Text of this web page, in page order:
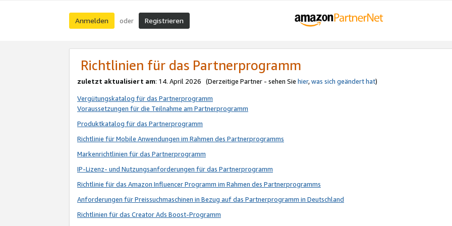
Anmelden oder Registrieren
Richtlinien für das Partnerprogramm
zuletzt aktualisiert am: 14. April 2026 (Derzeitige Partner - sehen Sie hier,was sich geändert hat)
Vergütungskatalog für das Partnerprogramm
Voraussetzungen für die Teilnahme am Partnerprogramm
Produktkatalog für das Partnerprogramm
Richtlinie für Mobile Anwendungen im Rahmen des Partnerprogramms
Markenrichtlinien für das Partnerprogramm
IP-Lizenz- und Nutzungsanforderungen für das Partnerprogramm
Richtlinie für das Amazon Influencer Programm im Rahmen des Partnerprogramms
Anforderungen für Preissuchmaschinen in Bezug auf das Partnerprogramm in Deutschland
Richtlinien für das Creator Ads Boost-Programm